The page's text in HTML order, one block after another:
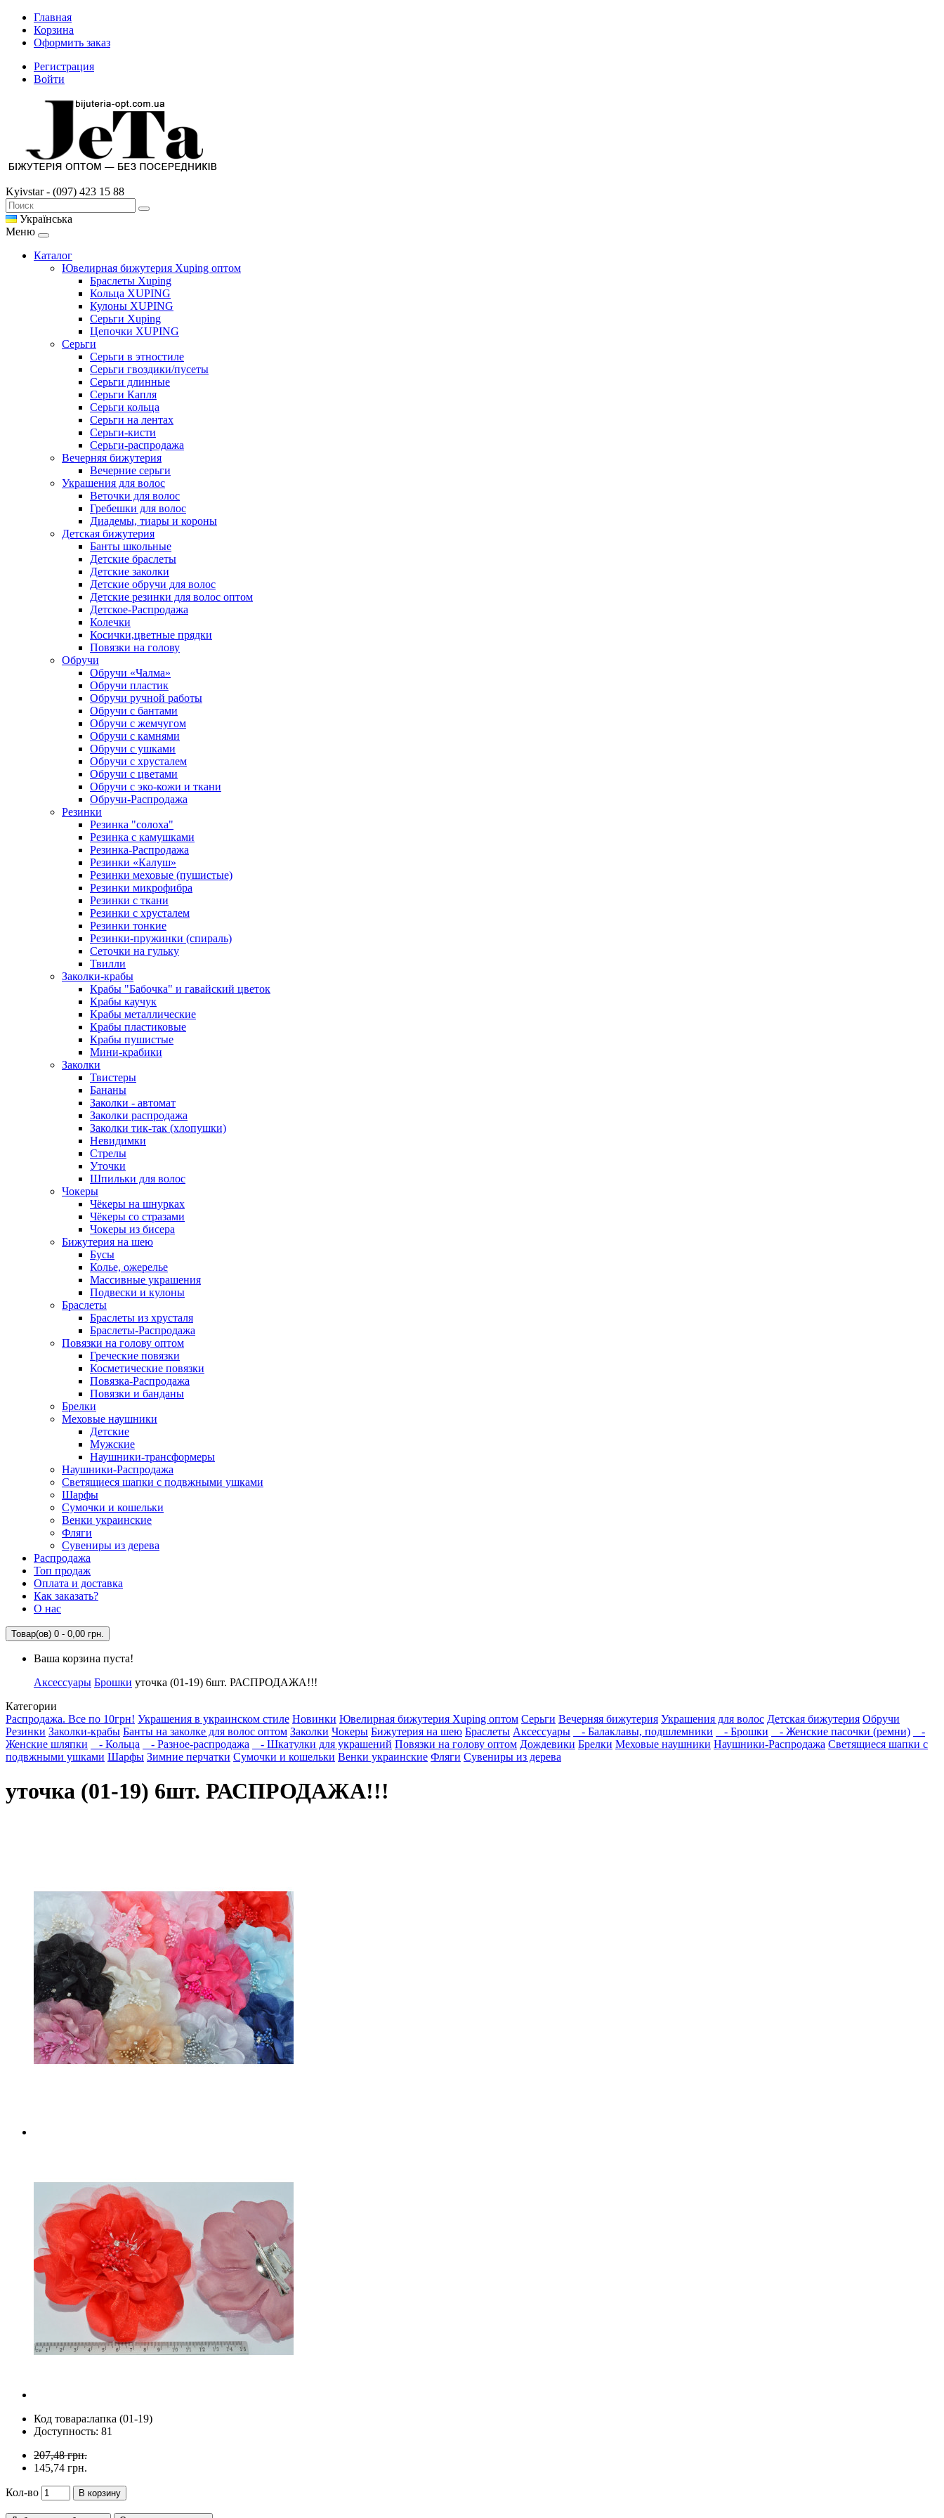
Главная
Корзина
Оформить заказ
Регистрация
Войти
Kyivstar - (097) 423 15 88
Українська
Меню
Каталог
Ювелирная бижутерия Xuping оптом
Браслеты Xuping
Кольца XUPING
Кулоны XUPING
Серьги Xuping
Цепочки XUPING
Серьги
Серьги в этностиле
Серьги гвоздики/пусеты
Серьги длинные
Серьги Капля
Серьги кольца
Серьги на лентах
Серьги-кисти
Серьги-распродажа
Вечерняя бижутерия
Вечерние серьги
Украшения для волос
Веточки для волос
Гребешки для волос
Диадемы, тиары и короны
Детская бижутерия
Банты школьные
Детские браслеты
Детские заколки
Детские обручи для волос
Детские резинки для волос оптом
Детское-Распродажа
Колечки
Косички,цветные прядки
Повязки на голову
Обручи
Обручи «Чалма»
Обручи пластик
Обручи ручной работы
Обручи с бантами
Обручи с жемчугом
Обручи с камнями
Обручи с ушками
Обручи с хрусталем
Обручи с цветами
Обручи с эко-кожи и ткани
Обручи-Распродажа
Резинки
Резинка "солоха"
Резинка с камушками
Резинка-Распродажа
Резинки «Калуш»
Резинки меховые (пушистые)
Резинки микрофибра
Резинки с ткани
Резинки с хрусталем
Резинки тонкие
Резинки-пружинки (спираль)
Сеточки на гульку
Твилли
Заколки-крабы
Крабы "Бабочка" и гавайский цветок
Крабы каучук
Крабы металлические
Крабы пластиковые
Крабы пушистые
Мини-крабики
Заколки
Твистеры
Бананы
Заколки - автомат
Заколки распродажа
Заколки тик-так (хлопушки)
Невидимки
Стрелы
Уточки
Шпильки для волос
Чокеры
Чёкеры на шнурках
Чёкеры со стразами
Чокеры из бисера
Бижутерия на шею
Бусы
Колье, ожерелье
Массивные украшения
Подвески и кулоны
Браслеты
Браслеты из хрусталя
Браслеты-Распродажа
Повязки на голову оптом
Греческие повязки
Косметические повязки
Повязка-Распродажа
Повязки и банданы
Брелки
Меховые наушники
Детские
Мужские
Наушники-трансформеры
Наушники-Распродажа
Светящиеся шапки с подвжными ушками
Шарфы
Сумочки и кошельки
Венки украинские
Фляги
Сувениры из дерева
Распродажа
Топ продаж
Оплата и доставка
Как заказать?
О нас
Товар(ов) 0 - 0,00 грн.
Ваша корзина пуста!
Аксессуары Брошки уточка (01-19) 6шт. РАСПРОДАЖА!!!
Категории
Распродажа. Все по 10грн! Украшения в украинском стиле Новинки Ювелирная бижутерия Xuping оптом Серьги Вечерняя бижутерия Украшения для волос Детская бижутерия Обручи
Резинки Заколки-крабы Банты на заколке для волос оптом Заколки Чокеры Бижутерия на шею Браслеты Аксессуары - Балаклавы, подшлемники - Брошки - Женские пасочки (ремни)
-
Женские шляпки
- Кольца - Разное-распродажа - Шкатулки для украшений Повязки на голову оптом Дождевики Брелки Меховые наушники Наушники-Распродажа Светящиеся шапки с
подвжными ушками Шарфы Зимние перчатки Сумочки и кошельки Венки украинские Фляги Сувениры из дерева
уточка (01-19) 6шт. РАСПРОДАЖА!!!
Код товара:лапка (01-19)
Доступность: 81
207,48 грн.
145,74 грн.
Кол-во В корзину